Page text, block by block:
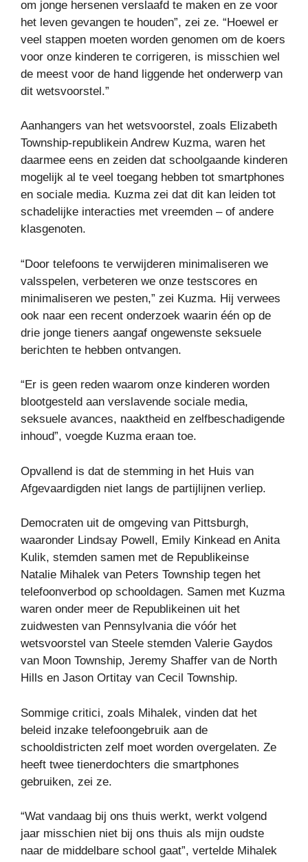
om jonge hersenen verslaafd te maken en ze voor
het leven gevangen te houden”, zei ze. “Hoewel er
veel stappen moeten worden genomen om de koers
voor onze kinderen te corrigeren, is misschien wel
de meest voor de hand liggende het onderwerp van
dit wetsvoorstel.”
Aanhangers van het wetsvoorstel, zoals Elizabeth
Township-republikein Andrew Kuzma, waren het
daarmee eens en zeiden dat schoolgaande kinderen
mogelijk al te veel toegang hebben tot smartphones
en sociale media. Kuzma zei dat dit kan leiden tot
schadelijke interacties met vreemden – of andere
klasgenoten.
“Door telefoons te verwijderen minimaliseren we
valsspelen, verbeteren we onze testscores en
minimaliseren we pesten,” zei Kuzma. Hij verwees
ook naar een recent onderzoek waarin één op de
drie jonge tieners aangaf ongewenste seksuele
berichten te hebben ontvangen.
“Er is geen reden waarom onze kinderen worden
blootgesteld aan verslavende sociale media,
seksuele avances, naaktheid en zelfbeschadigende
inhoud”, voegde Kuzma eraan toe.
Opvallend is dat de stemming in het Huis van
Afgevaardigden niet langs de partijlijnen verliep.
Democraten uit de omgeving van Pittsburgh,
waaronder Lindsay Powell, Emily Kinkead en Anita
Kulik, stemden samen met de Republikeinse
Natalie Mihalek van Peters Township tegen het
telefoonverbod op schooldagen. Samen met Kuzma
waren onder meer de Republikeinen uit het
zuidwesten van Pennsylvania die vóór het
wetsvoorstel van Steele stemden Valerie Gaydos
van Moon Township, Jeremy Shaffer van de North
Hills en Jason Ortitay van Cecil Township.
Sommige critici, zoals Mihalek, vinden dat het
beleid inzake telefoongebruik aan de
schooldistricten zelf moet worden overgelaten. Ze
heeft twee tienerdochters die smartphones
gebruiken, zei ze.
“Wat vandaag bij ons thuis werkt, werkt volgend
jaar misschien niet bij ons thuis als mijn oudste
naar de middelbare school gaat”, vertelde Mihalek